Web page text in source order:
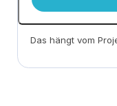
Das hängt vom